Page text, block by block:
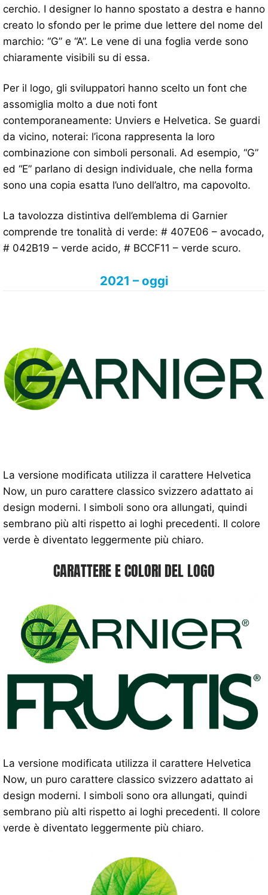
cerchio. I designer lo hanno spostato a destra e hanno
creato lo sfondo per le prime due lettere del nome del
marchio: “G” e “A”. Le vene di una foglia verde sono
chiaramente visibili su di essa.
Per il logo, gli sviluppatori hanno scelto un font che
assomiglia molto a due noti font
contemporaneamente: Unviers e Helvetica. Se guardi
da vicino, noterai: l’icona rappresenta la loro
combinazione con simboli personali. Ad esempio, “G”
ed “E” parlano di design individuale, che nella forma
sono una copia esatta l’uno dell’altro, ma capovolto.
La tavolozza distintiva dell’emblema di Garnier
comprende tre tonalità di verde: # 407E06 – avocado,
# 042B19 – verde acido, # BCCF11 – verde scuro.
2021 – oggi
La versione modificata utilizza il carattere Helvetica
Now, un puro carattere classico svizzero adattato ai
design moderni. I simboli sono ora allungati, quindi
sembrano più alti rispetto ai loghi precedenti. Il colore
verde è diventato leggermente più chiaro.
CARATTERE E COLORI DEL LOGO
La versione modificata utilizza il carattere Helvetica
Now, un puro carattere classico svizzero adattato ai
design moderni. I simboli sono ora allungati, quindi
sembrano più alti rispetto ai loghi precedenti. Il colore
verde è diventato leggermente più chiaro.